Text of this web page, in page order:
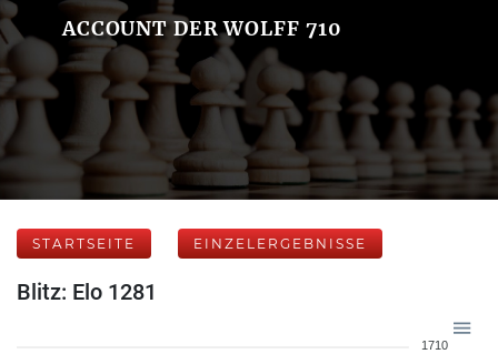
ACCOUNT DER WOLFF 710
STARTSEITE EINZELERGEBNISSE
Blitz: Elo 1281
1710